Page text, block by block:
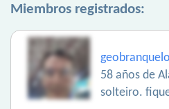
Miembros registrados:
geobranquelo
58 años de
solteiro.